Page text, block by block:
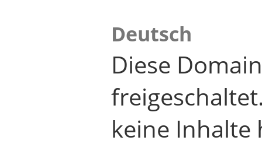
Deutsch
Diese
keine Inhalte